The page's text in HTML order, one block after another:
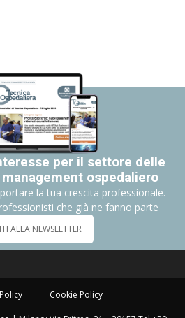
per il settore delle
ospedaliero
la tua crescita professionale.
che già ne fanno parte
ALLA NEWSLETTER
Cookie Policy